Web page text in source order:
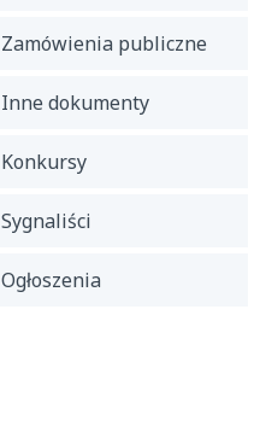
Zamówienia publiczne
Inne dokumenty
Konkursy
Sygnaliści
Ogłoszenia